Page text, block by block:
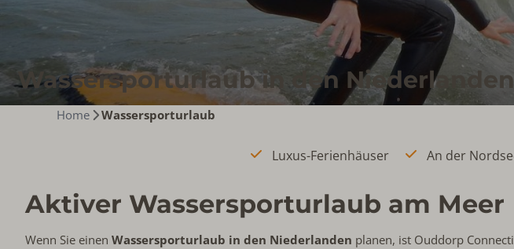
Wassersporturlaub in den Niederlanden
Home Wassersporturlaub
Luxus-Ferienhäuser An der
Aktiver Wassersporturlaub am Meer
Wenn Sie einenWassersporturlaub in den Niederlanden planen, ist Ouddorp